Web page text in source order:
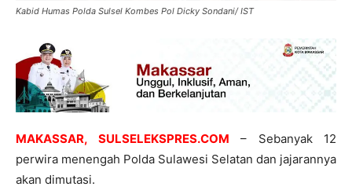
Kabid Humas Polda Sulsel Kombes Pol Dicky Sondani/ IST
MAKASSAR, SULSELEKSPRES.COM – Sebanyak 12
perwira menengah Polda Sulawesi Selatan dan jajarannya
akan dimutasi.